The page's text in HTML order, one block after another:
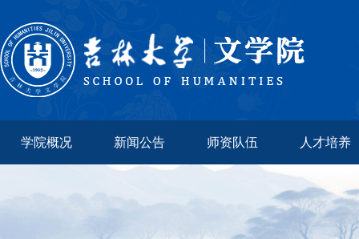
学院概况 新闻公告 师资队伍 人才培养